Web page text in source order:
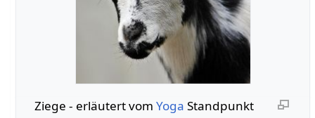
Ziege‏‎ - erläutert vom Yoga Standpunkt